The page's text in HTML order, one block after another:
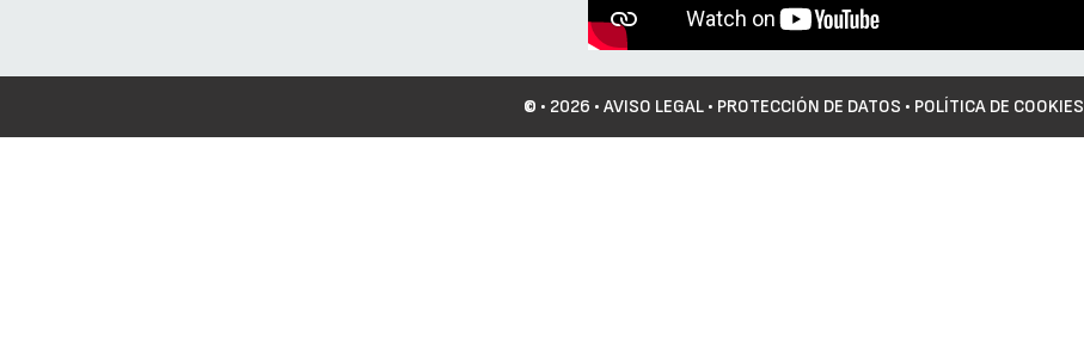
© • 2026 • AVISO LEGAL• PROTECCIÓN DE DATOS • POLÍTICA DE COOKIES